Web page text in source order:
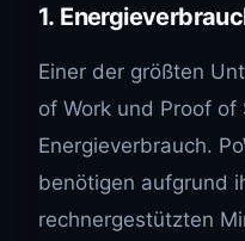
1.
Einer der größten
of Work und Proof of
Energieverbrauch.
benötigen aufgrund
rechnergestützten